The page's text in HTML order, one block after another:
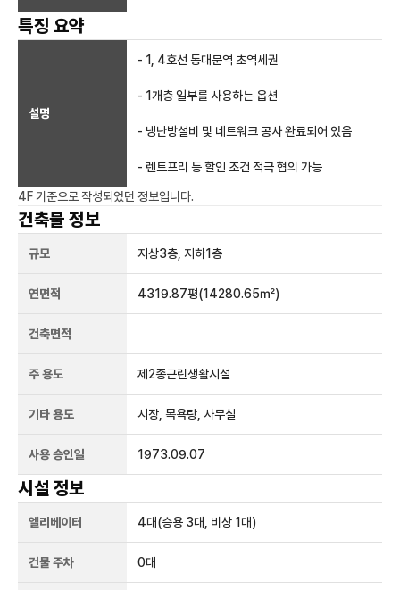
특징 요약
설명
- 1, 4호선 동대문역 초역세권
- 1개층 일부를 사용하는 옵션
- 냉난방설비 및 네트워크 공사 완료되어 있음
- 렌트프리 등 할인 조건 적극 협의 가능
4F 기준으로 작성되었던 정보입니다.
건축물 정보
규모 지상3층, 지하1층
연면적 4319.87평(14280.65㎡)
건축면적
주 용도 제2종근린생활시설
기타 용도 시장, 목욕탕, 사무실
사용 승인일 1973.09.07
시설 정보
엘리베이터 4대(승용 3대, 비상 1대)
건물 주차 0대